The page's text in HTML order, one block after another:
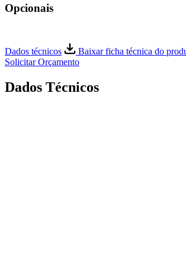
Opcionais
Dados técnicos
Baixar ficha técnica do
Solicitar Orçamento
Dados Técnicos